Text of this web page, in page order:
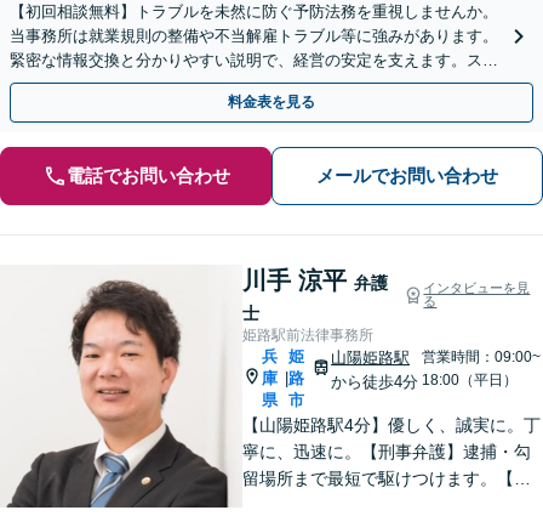
【初回相談無料】トラブルを未然に防ぐ予防法務を重視しませんか。
当事務所は就業規則の整備や不当解雇トラブル等に強みがあります。
緊密な情報交換と分かりやすい説明で、経営の安定を支えます。スポ
ット相談も歓迎！まずは貴社のお悩みをお聞かせください。
料金表を見る
電話でお問い合わせ メールでお問い合わせ
川手 涼平 弁護
士
インタビューを見
る
姫路駅前法律事務所
兵
庫
県
姫
路
市
山陽姫路駅
から徒歩4分
営業時間：09:00~
18:00（平日）
【山陽姫路駅4分】優しく、誠実に。丁
寧に、迅速に。【刑事弁護】逮捕・勾
留場所まで最短で駆けつけます。【債